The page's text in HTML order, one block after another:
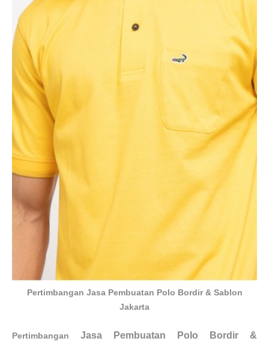
Pertimbangan Jasa Pembuatan Polo Bordir & Sablon
Jakarta
Pertimbangan Jasa Pembuatan Polo Bordir &